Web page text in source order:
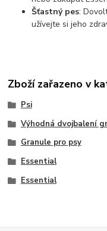
Šťastný pes:
užívejte si jeho
Zboží zařazeno v
Psi
Výhodná dvojbalení
Granule pro psy
Essential
Essential